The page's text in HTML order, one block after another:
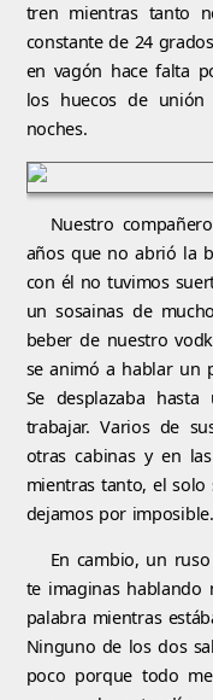
tren mientras tanto
constante de 24
en vagón hace falta
los huecos de
noches.
Nuestro
años que no abrió la
con él no tuvimos
un sosainas de
beber de nuestro
se animó a hablar un
Se desplazaba
trabajar. Varios de
otras cabinas y en
mientras tanto, el
dejamos por imposible.
En cambio, un
te imaginas
palabra mientras
Ninguno de los dos
poco porque todo